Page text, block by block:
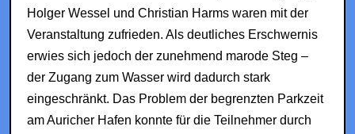
Holger Wessel und Christian Harms waren mit der
Veranstaltung zufrieden. Als deutliches Erschwernis
erwies sich jedoch der zunehmend marode Steg –
der Zugang zum Wasser wird dadurch stark
eingeschränkt. Das Problem der begrenzten Parkzeit
am Auricher Hafen konnte für die Teilnehmer durch